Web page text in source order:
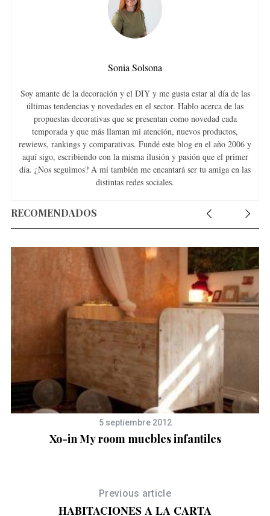
Sonia Solsona
Soy amante de la decoración y el DIY y me gusta estar al día de las
últimas tendencias y novedades en el sector. Hablo acerca de las
propuestas decorativas que se presentan como novedad cada
temporada y que más llaman mi atención, nuevos productos,
rewiews, rankings y comparativas. Fundé este blog en el año 2006 y
aquí sigo, escribiendo con la misma ilusión y pasión que el primer
día. ¿Nos seguimos? A mí también me encantará ser tu amiga en las
distintas redes sociales.
RECOMENDADOS
5 septiembre 2012
Xo-in My room muebles infantiles
Previous article
HABITACIONES A LA CARTA